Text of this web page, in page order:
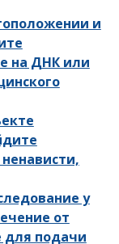
и
на ДНК или
у
от
для подачи